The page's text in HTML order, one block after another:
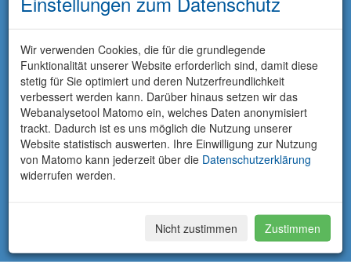
Wir verwenden Cookies, die für die grundlegende
Funktionalität unserer Website erforderlich sind, damit diese
stetig für Sie optimiert und deren Nutzerfreundlichkeit
verbessert werden kann. Darüber hinaus setzen wir das
Webanalysetool Matomo ein, welches Daten anonymisiert
trackt. Dadurch ist es uns möglich die Nutzung unserer
Website statistisch auswerten. Ihre Einwilligung zur Nutzung
von Matomo kann jederzeit über die Datenschutzerklärung
widerrufen werden.
Nicht zustimmen Zustimmen